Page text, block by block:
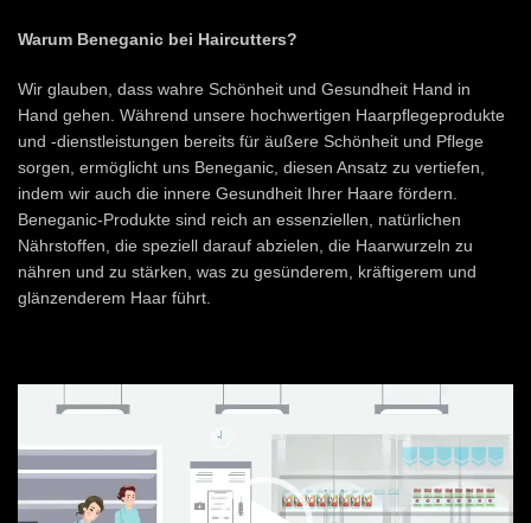
Warum Beneganic bei Haircutters?
Wir glauben, dass wahre Schönheit und Gesundheit Hand in
Hand gehen. Während unsere hochwertigen Haarpflegeprodukte
und -dienstleistungen bereits für äußere Schönheit und Pflege
sorgen, ermöglicht uns Beneganic, diesen Ansatz zu vertiefen,
indem wir auch die innere Gesundheit Ihrer Haare fördern.
Beneganic-Produkte sind reich an essenziellen, natürlichen
Nährstoffen, die speziell darauf abzielen, die Haarwurzeln zu
nähren und zu stärken, was zu gesünderem, kräftigerem und
glänzenderem Haar führt.